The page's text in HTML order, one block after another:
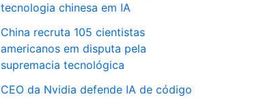
tecnologia chinesa em IA
China recruta 105 cientistas
americanos em disputa pela
supremacia tecnológica
CEO da Nvidia defende IA de código